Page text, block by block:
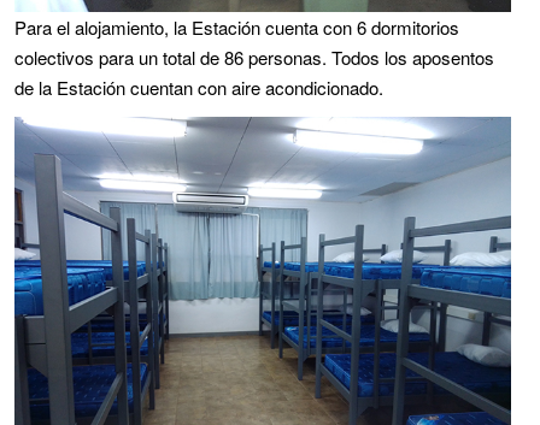
Para el alojamiento, la Estación cuenta con 6 dormitorios
colectivos para un total de 86 personas. Todos los aposentos
de la Estación cuentan con aire acondicionado.